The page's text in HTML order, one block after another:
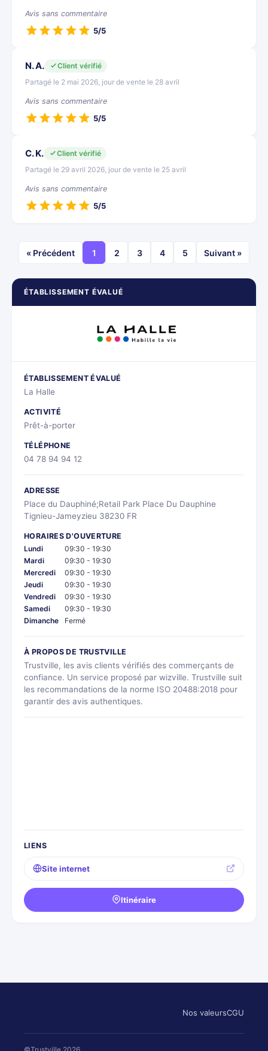
ÉTABLISSEMENT ÉVALUÉ
ÉTABLISSEMENT ÉVALUÉ
La Halle
ACTIVITÉ
Prêt-à-porter
TÉLÉPHONE
04 78 94 94 12
ADRESSE
Place du Dauphiné;Retail Park Place Du Dauphine
Tignieu-Jameyzieu 38230 FR
HORAIRES D'OUVERTURE
Lundi
09:30 - 19:30
Mardi
09:30 - 19:30
Mercredi
09:30 - 19:30
Jeudi
09:30 - 19:30
Vendredi
09:30 - 19:30
Samedi
09:30 - 19:30
Dimanche
Fermé
À PROPOS DE TRUSTVILLE
Trustville, les avis clients vérifiés des commerçants de
confiance. Un service proposé par wizville. Trustville suit
les recommandations de la norme ISO 20488:2018 pour
garantir des avis authentiques.
LIENS
Site internet
Itinéraire
Avis sans commentaire
5/5
N. A.
Client vérifié
Partagé le 2 mai 2026, jour de vente le 28 avril
Avis sans commentaire
5/5
C. K.
Client vérifié
Partagé le 29 avril 2026, jour de vente le 25 avril
Avis sans commentaire
5/5
« Précédent 1 2 3 4 5 Suivant »
Nos valeursCGU
©Trustville 2026